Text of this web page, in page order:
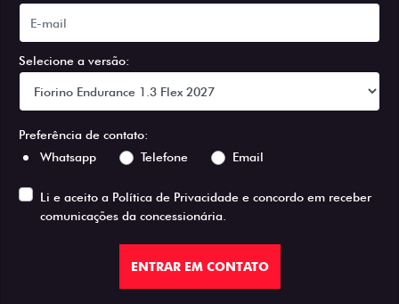
Selecione a versão:
Preferência de contato:
Whatsapp
Telefone Email
Li e aceito a Política de Privacidade e concordo em receber
comunicações da concessionária.
ENTRAR EM CONTATO